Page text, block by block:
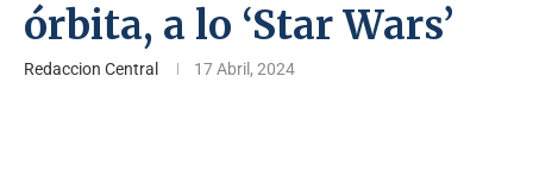
órbita, a lo ‘Star Wars’
Redaccion Central 17 Abril, 2024